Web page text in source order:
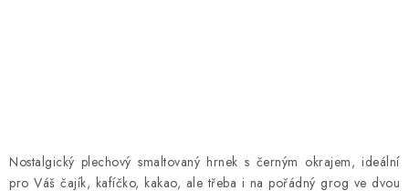
Nostalgický plechový smaltovaný hrnek s černým okrajem, ideální
pro Váš čajík, kafíčko, kakao, ale třeba i na pořádný grog ve dvou